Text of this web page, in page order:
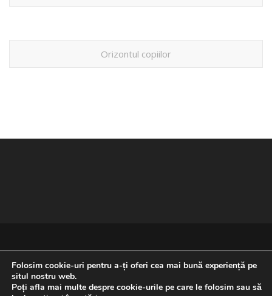
Orizontul copiilor
REVENIRE LA ÎNCEPUTUL PAGINII
Folosim cookie-uri pentru a-ți oferi cea mai bună experiență pe
situl nostru web.
Poți afla mai multe despre cookie-urile pe care le folosim sau să